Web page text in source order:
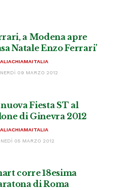
a Modena apre
Natale Enzo Ferrari’
09 MARZO 2012
Fiesta ST al
di Ginevra 2012
05 MARZO 2012
corre 18esima
di Roma